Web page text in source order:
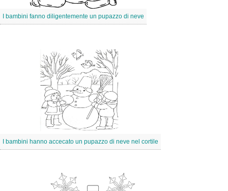
I bambini fanno diligentemente un pupazzo di neve
I bambini hanno accecato un pupazzo di neve nel cortile